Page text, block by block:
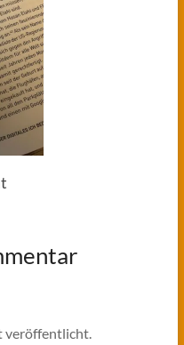
veröffentlicht.